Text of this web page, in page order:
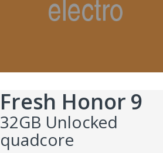
Fresh Honor 9
32GB Unlocked
quadcore